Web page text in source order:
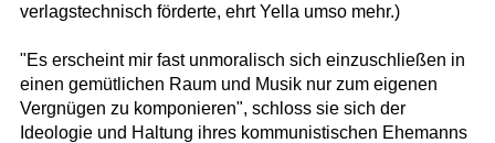
verlagstechnisch förderte, ehrt Yella umso mehr.)
"Es erscheint mir fast unmoralisch sich einzuschließen in
einen gemütlichen Raum und Musik nur zum eigenen
Vergnügen zu komponieren", schloss sie sich der
Ideologie und Haltung ihres kommunistischen Ehemanns